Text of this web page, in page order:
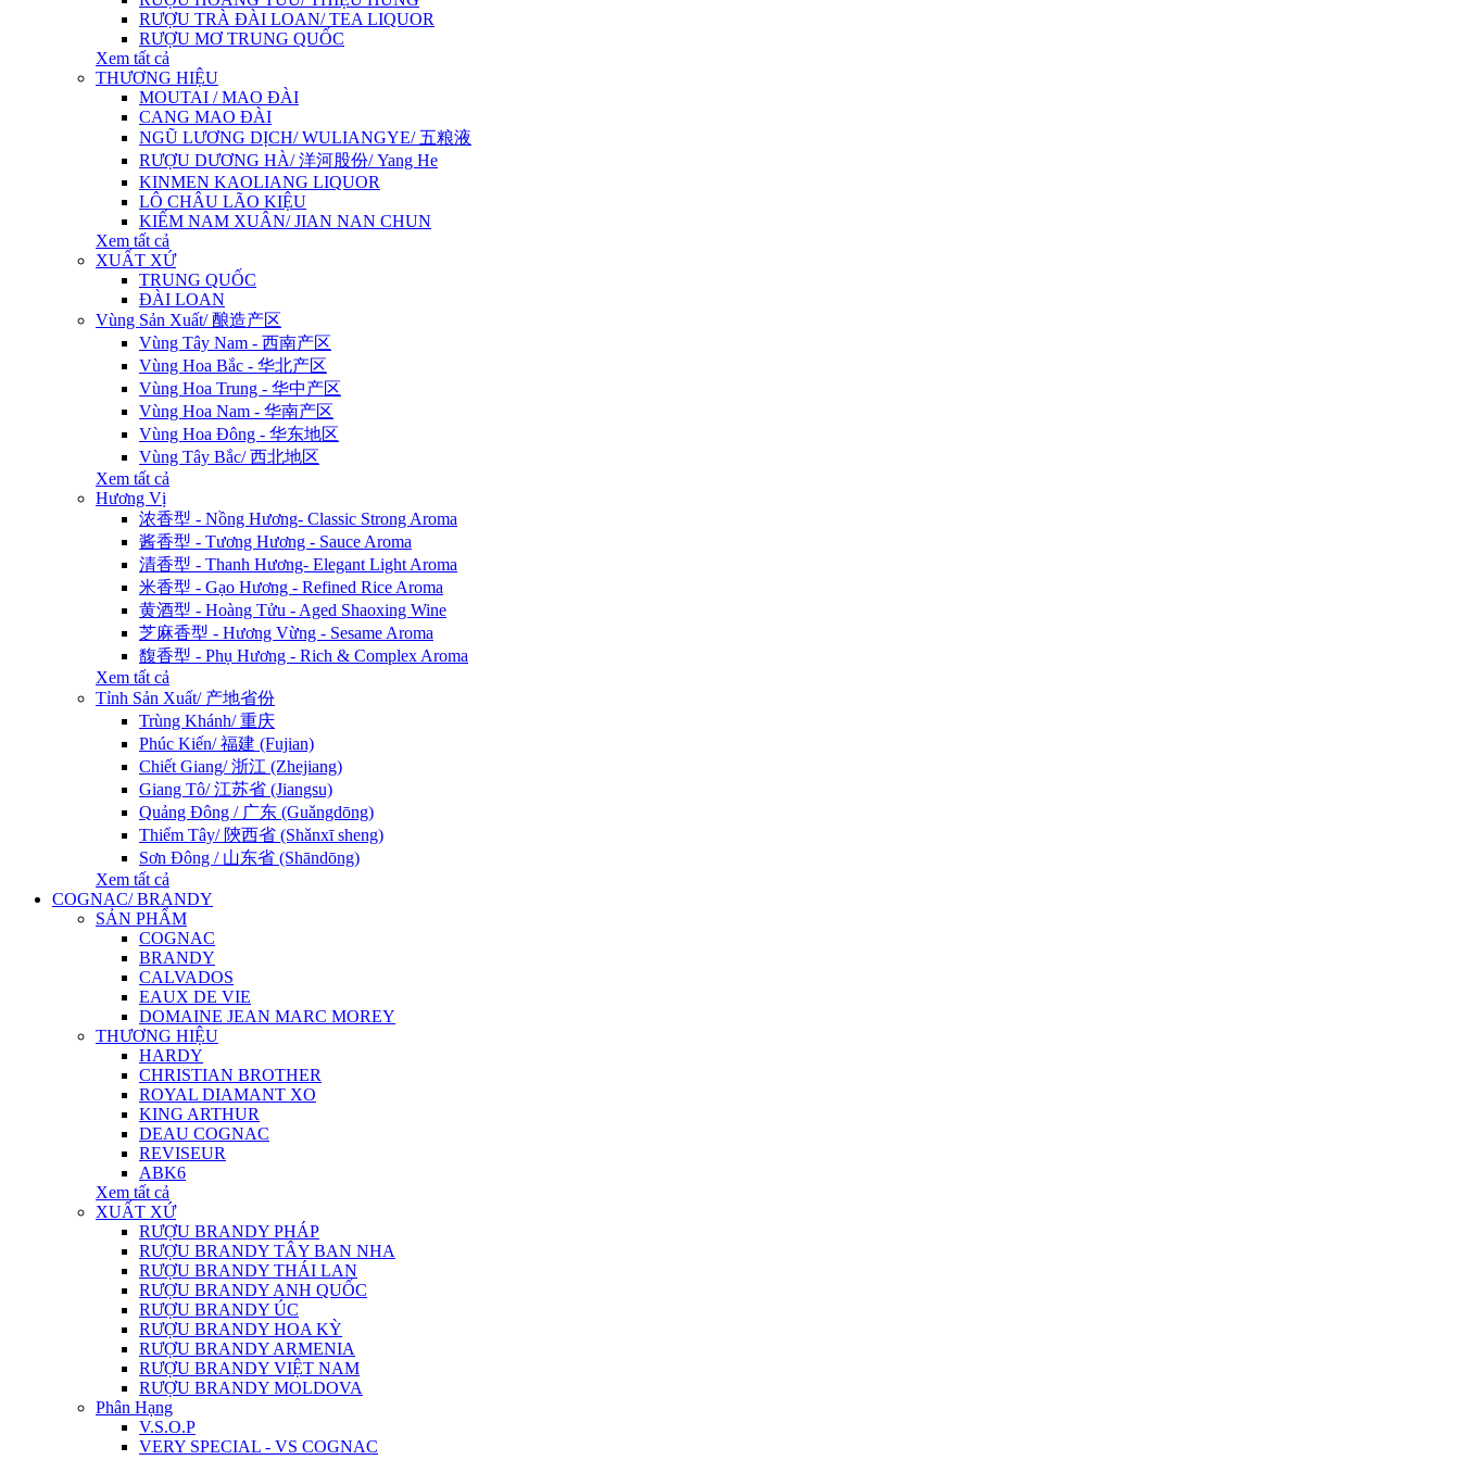
RƯỢU TRÀ ĐÀI LOAN/ TEA LIQUOR
RƯỢU MƠ TRUNG QUỐC
Xem tất cả
THƯƠNG HIỆU
MOUTAI / MAO ĐÀI
CANG MAO ĐÀI
NGŨ LƯƠNG DỊCH/ WULIANGYE/ 五粮液
RƯỢU DƯƠNG HÀ/ 洋河股份/ Yang He
KINMEN KAOLIANG LIQUOR
LÔ CHÂU LÃO KIỆU
KIẾM NAM XUÂN/ JIAN NAN CHUN
Xem tất cả
XUẤT XỨ
TRUNG QUỐC
ĐÀI LOAN
Vùng Sản Xuất/ 酿造产区
Vùng Tây Nam - 西南产区
Vùng Hoa Bắc - 华北产区
Vùng Hoa Trung - 华中产区
Vùng Hoa Nam - 华南产区
Vùng Hoa Đông - 华东地区
Vùng Tây Bắc/ 西北地区
Xem tất cả
Hương Vị
浓香型 - Nồng Hương- Classic Strong Aroma
酱香型 - Tương Hương - Sauce Aroma
清香型 - Thanh Hương- Elegant Light Aroma
米香型 - Gạo Hương - Refined Rice Aroma
黄酒型 - Hoàng Tửu - Aged Shaoxing Wine
芝麻香型 - Hương Vừng - Sesame Aroma
馥香型 - Phụ Hương - Rich & Complex Aroma
Xem tất cả
Tỉnh Sản Xuất/ 产地省份
Trùng Khánh/ 重庆
Phúc Kiến/ 福建 (Fujian)
Chiết Giang/ 浙江 (Zhejiang)
Giang Tô/ 江苏省 (Jiangsu)
Quảng Đông / 广东 (Guǎngdōng)
Thiểm Tây/ 陝西省 (Shǎnxī sheng)
Sơn Đông / 山东省 (Shāndōng)
Xem tất cả
COGNAC/ BRANDY
SẢN PHẨM
COGNAC
BRANDY
CALVADOS
EAUX DE VIE
DOMAINE JEAN MARC MOREY
THƯƠNG HIỆU
HARDY
CHRISTIAN BROTHER
ROYAL DIAMANT XO
KING ARTHUR
DEAU COGNAC
REVISEUR
ABK6
Xem tất cả
XUẤT XỨ
RƯỢU BRANDY PHÁP
RƯỢU BRANDY TÂY BAN NHA
RƯỢU BRANDY THÁI LAN
RƯỢU BRANDY ANH QUỐC
RƯỢU BRANDY ÚC
RƯỢU BRANDY HOA KỲ
RƯỢU BRANDY ARMENIA
RƯỢU BRANDY VIỆT NAM
RƯỢU BRANDY MOLDOVA
Phân Hạng
V.S.O.P
VERY SPECIAL - VS COGNAC